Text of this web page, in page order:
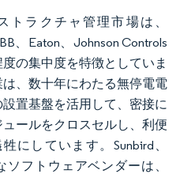
トラクチャ管理市場は、
、Eaton、Johnson Controls
の集中度を特徴としていま
、数十年にわたる無停電電
置基盤を活用して、密接に
ールをクロスセルし、利便
にしています。Sunbird、
ソフトウェアベンダーは、